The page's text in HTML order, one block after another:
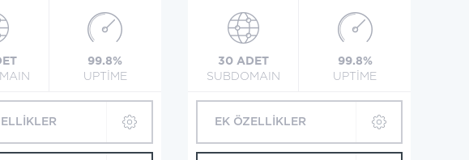
99.8%
UPTİME
30 ADET
SUBDOMAIN
99.8%
UPTİME
EK ÖZELLİKLER